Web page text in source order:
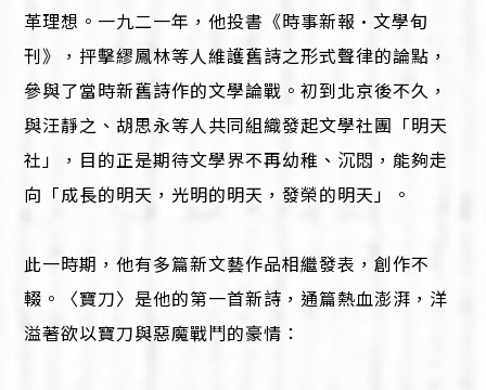
革理想。一九二一年，他投書《時事新報•文學旬
刊》，抨擊繆鳳林等人維護舊詩之形式聲律的論點，
參與了當時新舊詩作的文學論戰。初到北京後不久，
與汪靜之、胡思永等人共同組織發起文學社團「明天
社」，目的正是期待文學界不再幼稚、沉悶，能夠走
向「成長的明天，光明的明天，發榮的明天」。
此一時期，他有多篇新文藝作品相繼發表，創作不
輟。〈寶刀〉是他的第一首新詩，通篇熱血澎湃，洋
溢著欲以寶刀與惡魔戰鬥的豪情：